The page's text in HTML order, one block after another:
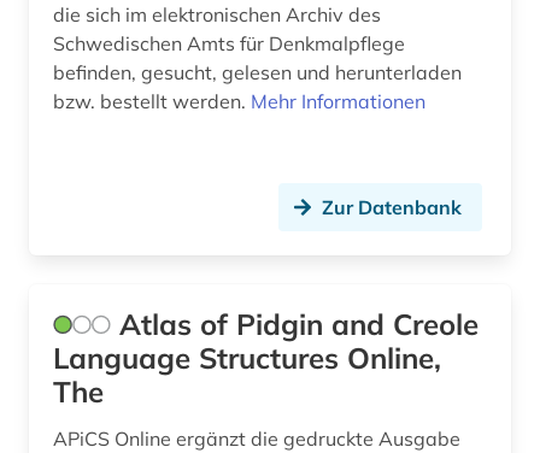
handwerk (1)
haus (1)
holzschnitt (1)
iberoromanistik (1)
die sich im elektronischen Archiv des
Schwedischen Amts für Denkmalpflege
befinden, gesucht, gelesen und herunterladen
bzw. bestellt werden. Mehr Informationen
Zur Datenbank
Atlas of Pidgin and Creole
Language Structures Online,
The
APiCS Online ergänzt die gedruckte Ausgabe